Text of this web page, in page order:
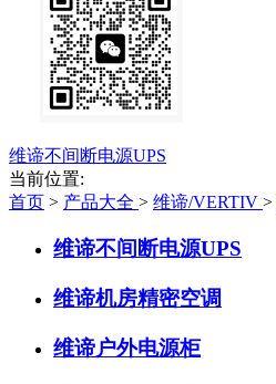
维谛不间断电源UPS
当前位置:
首页 > 产品大全 > 维谛/VERTIV >
维谛不间断电源UPS
维谛机房精密空调
维谛户外电源柜